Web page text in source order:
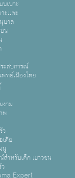
บเบาะ
ะเเตะ
บาล
น
ะสบการณ์
ทย์เมืองไทย
าม
พ
ว
ดีย
นู
สำหรับเด็ก เยาวชน
Expert